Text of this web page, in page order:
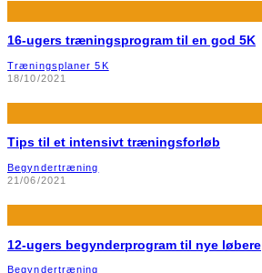
16-ugers træningsprogram til en god 5K
Træningsplaner 5K
18/10/2021
Tips til et intensivt træningsforløb
Begyndertræning
21/06/2021
12-ugers begynderprogram til nye løbere
Begyndertræning